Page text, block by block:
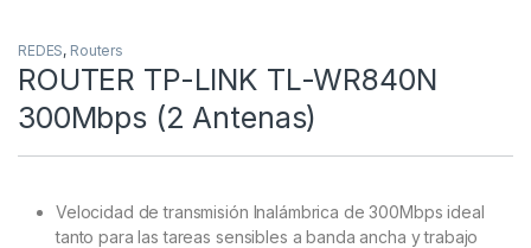
REDES, Routers
ROUTER TP-LINK TL-WR840N
300Mbps (2 Antenas)
Velocidad de transmisión Inalámbrica de 300Mbps ideal
tanto para las tareas sensibles a banda ancha y trabajo